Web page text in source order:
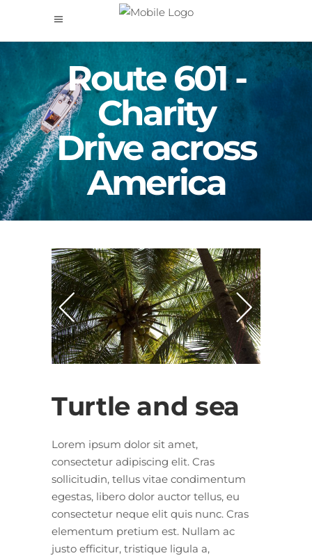
Route 601 -
Charity
Drive across
America
Turtle and sea
Lorem ipsum dolor sit amet,
consectetur adipiscing elit. Cras
sollicitudin, tellus vitae condimentum
egestas, libero dolor auctor tellus, eu
consectetur neque elit quis nunc. Cras
elementum pretium est. Nullam ac
justo efficitur, tristique ligula a,